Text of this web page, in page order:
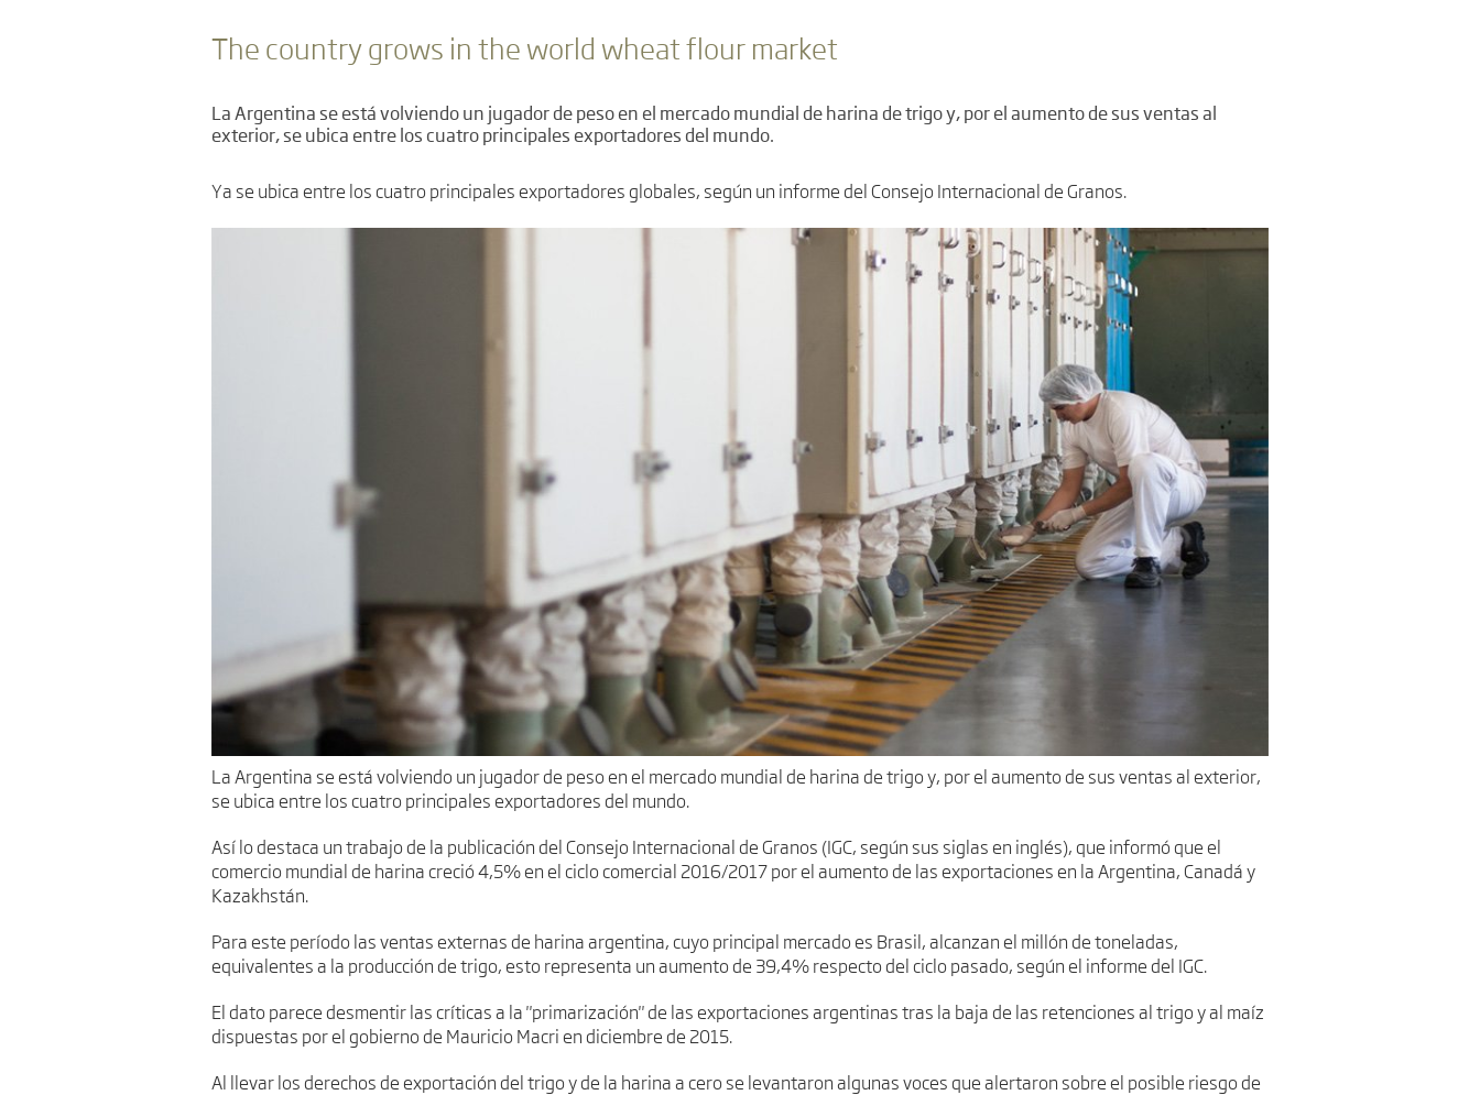
The country grows in the world wheat flour market
La Argentina se está volviendo un jugador de peso en el mercado mundial de harina de trigo y, por el aumento de sus ventas al
exterior, se ubica entre los cuatro principales exportadores del mundo.
Ya se ubica entre los cuatro principales exportadores globales, según un informe del Consejo Internacional de Granos.
La Argentina se está volviendo un jugador de peso en el mercado mundial de harina de trigo y, por el aumento de sus ventas al exterior,
se ubica entre los cuatro principales exportadores del mundo.
Así lo destaca un trabajo de la publicación del Consejo Internacional de Granos (IGC, según sus siglas en inglés), que informó que el
comercio mundial de harina creció 4,5% en el ciclo comercial 2016/2017 por el aumento de las exportaciones en la Argentina, Canadá y
Kazakhstán.
Para este período las ventas externas de harina argentina, cuyo principal mercado es Brasil, alcanzan el millón de toneladas,
equivalentes a la producción de trigo, esto representa un aumento de 39,4% respecto del ciclo pasado, según el informe del IGC.
El dato parece desmentir las críticas a la "primarización" de las exportaciones argentinas tras la baja de las retenciones al trigo y al maíz
dispuestas por el gobierno de Mauricio Macri en diciembre de 2015.
Al llevar los derechos de exportación del trigo y de la harina a cero se levantaron algunas voces que alertaron sobre el posible riesgo de